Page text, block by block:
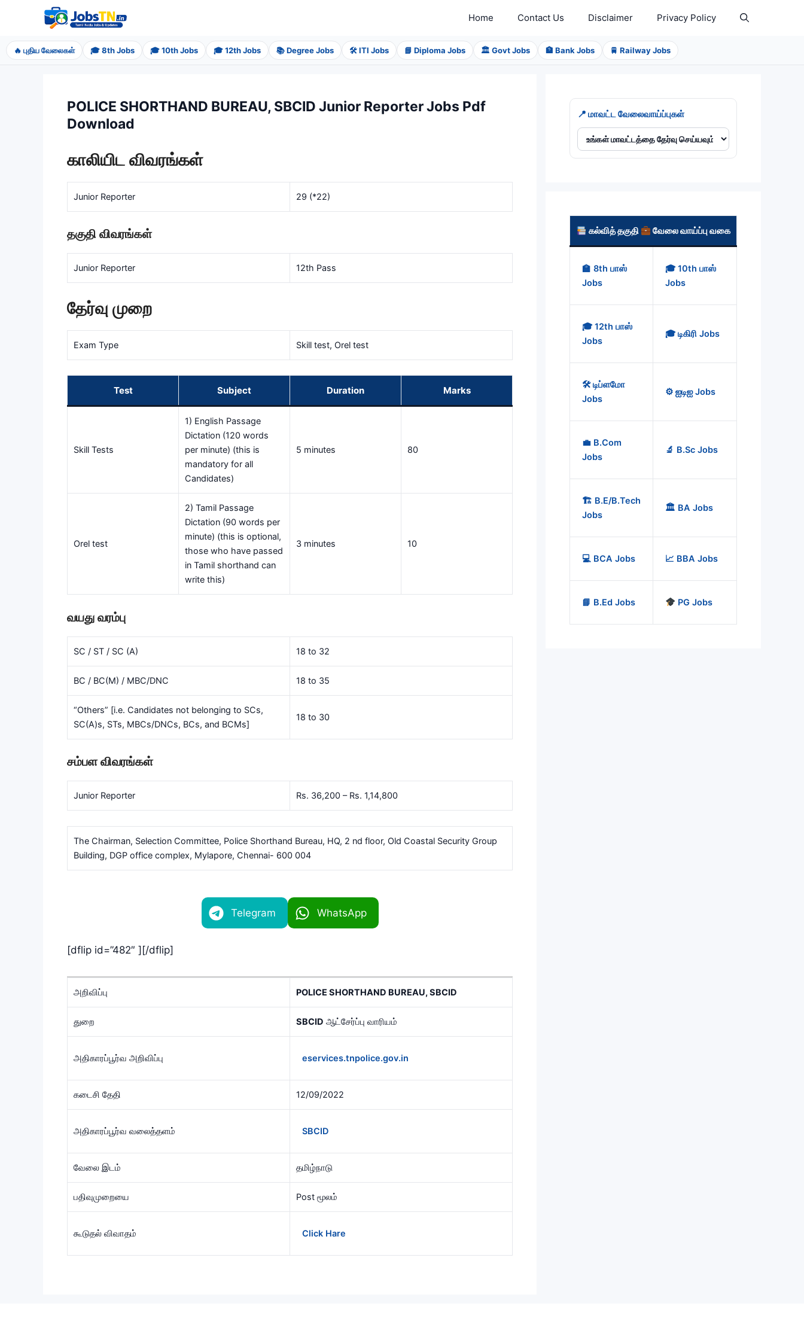
content
Home Contact Us Disclaimer Privacy Policy
🔥 புதிய வேலைகள் 🎓 8th Jobs 🎓 10th Jobs 🎓 12th Jobs 📚 Degree Jobs 🛠️ ITI Jobs 📘 Diploma Jobs 🏛️ Govt Jobs 🏦 Bank Jobs 🚆 Railway Jobs
POLICE SHORTHAND BUREAU, SBCID Junior Reporter Jobs Pdf
Download
காலியிட விவரங்கள்
Junior Reporter 29 (*22)
தகுதி விவரங்கள்
Junior Reporter 12th Pass
தேர்வு முறை
Exam Type Skill test, Orel test
Test Subject Duration Marks
Skill Tests
1) English Passage
Dictation (120 words
per minute) (this is
mandatory for all
Candidates)
5 minutes 80
Orel test
2) Tamil Passage
Dictation (90 words per
minute) (this is optional,
those who have passed
in Tamil shorthand can
write this)
3 minutes 10
வயது வரம்பு
SC / ST / SC (A) 18 to 32
BC / BC(M) / MBC/DNC 18 to 35
“Others” [i.e. Candidates not belonging to SCs,
SC(A)s, STs, MBCs/DNCs, BCs, and BCMs]
18 to 30
சம்பள விவரங்கள்
Junior Reporter Rs. 36,200 – Rs. 1,14,800
The Chairman, Selection Committee, Police Shorthand Bureau, HQ, 2 nd floor, Old Coastal Security Group
Building, DGP office complex, Mylapore, Chennai- 600 004
Telegram WhatsApp
[dflip id=”482″ ][/dflip]
அறிவிப்பு POLICE SHORTHAND BUREAU, SBCID
துறை SBCID ஆட்சேர்ப்பு வாரியம்
அதிகாரப்பூர்வ அறிவிப்பு eservices.tnpolice.gov.in
கடைசி தேதி 12/09/2022
அதிகாரப்பூர்வ வலைத்தளம் SBCID
வேலை இடம் தமிழ்நாடு
பதிவுமுறையை Post மூலம்
கூடுதல் விவாதம் Click Hare
📍 மாவட்ட வேலைவாய்ப்புகள்
கல்வித் தகுதி வேலை வாய்ப்பு வகை
🏫 8th பாஸ்
Jobs
🎓 10th பாஸ்
Jobs
🎓 12th பாஸ்
Jobs
🎓 டிகிரி Jobs
🛠️ டிப்ளமோ
Jobs
⚙️ ஐடிஐ Jobs
💼 B.Com
Jobs
🔬 B.Sc Jobs
🏗️ B.E/B.Tech
Jobs
🏛️ BA Jobs
💻 BCA Jobs 📈 BBA Jobs
📘 B.Ed Jobs PG Jobs